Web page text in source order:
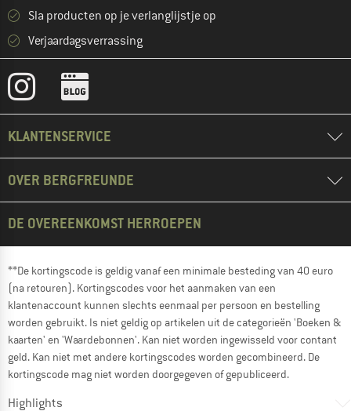
Sla producten op je verlanglijstje op
Verjaardagsverrassing
KLANTENSERVICE
OVER BERGFREUNDE
DE OVEREENKOMST HERROEPEN
**De kortingscode is geldig vanaf een minimale besteding van 40 euro
(na retouren). Kortingscodes voor het aanmaken van een
klantenaccount kunnen slechts eenmaal per persoon en bestelling
worden gebruikt. Is niet geldig op artikelen uit de categorieën 'Boeken &
kaarten' en 'Waardebonnen'. Kan niet worden ingewisseld voor contant
geld. Kan niet met andere kortingscodes worden gecombineerd. De
kortingscode mag niet worden doorgegeven of gepubliceerd.
Highlights